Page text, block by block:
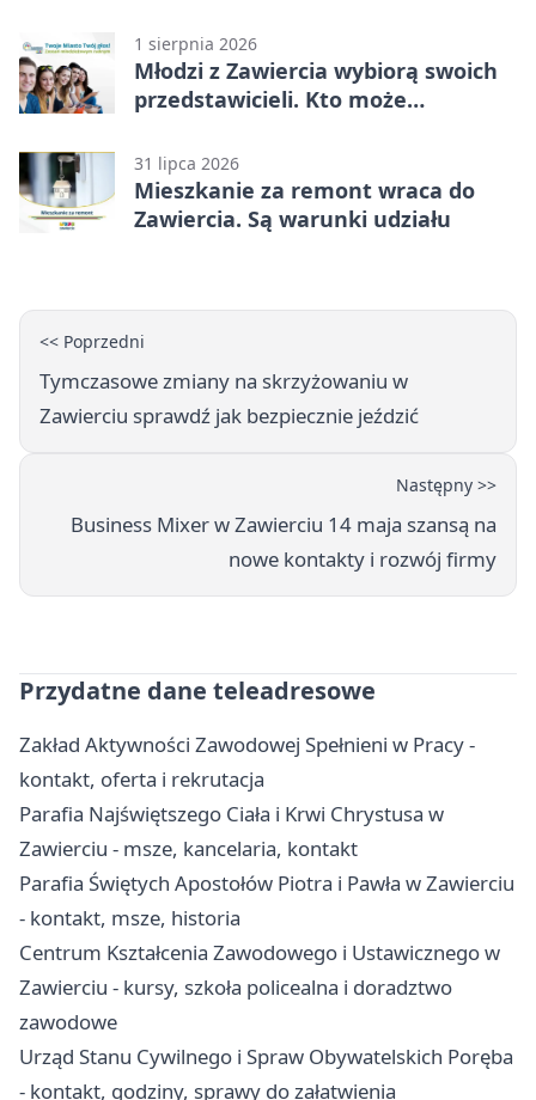
1 sierpnia 2026
Młodzi z Zawiercia wybiorą swoich
przedstawicieli. Kto może
31 lipca 2026
Mieszkanie za remont wraca do
Zawiercia. Są warunki udziału
<< Poprzedni
Tymczasowe zmiany na skrzyżowaniu w
Zawierciu sprawdź jak bezpiecznie jeździć
Następny >>
Business Mixer w Zawierciu 14 maja szansą na
nowe kontakty i rozwój firmy
Przydatne dane teleadresowe
Zakład Aktywności Zawodowej Spełnieni w Pracy -
kontakt, oferta i rekrutacja
Parafia Najświętszego Ciała i Krwi Chrystusa w
Zawierciu - msze, kancelaria, kontakt
Parafia Świętych Apostołów Piotra i Pawła w Zawierciu
- kontakt, msze, historia
Centrum Kształcenia Zawodowego i Ustawicznego w
Zawierciu - kursy, szkoła policealna i doradztwo
zawodowe
Urząd Stanu Cywilnego i Spraw Obywatelskich Poręba
- kontakt, godziny, sprawy do załatwienia